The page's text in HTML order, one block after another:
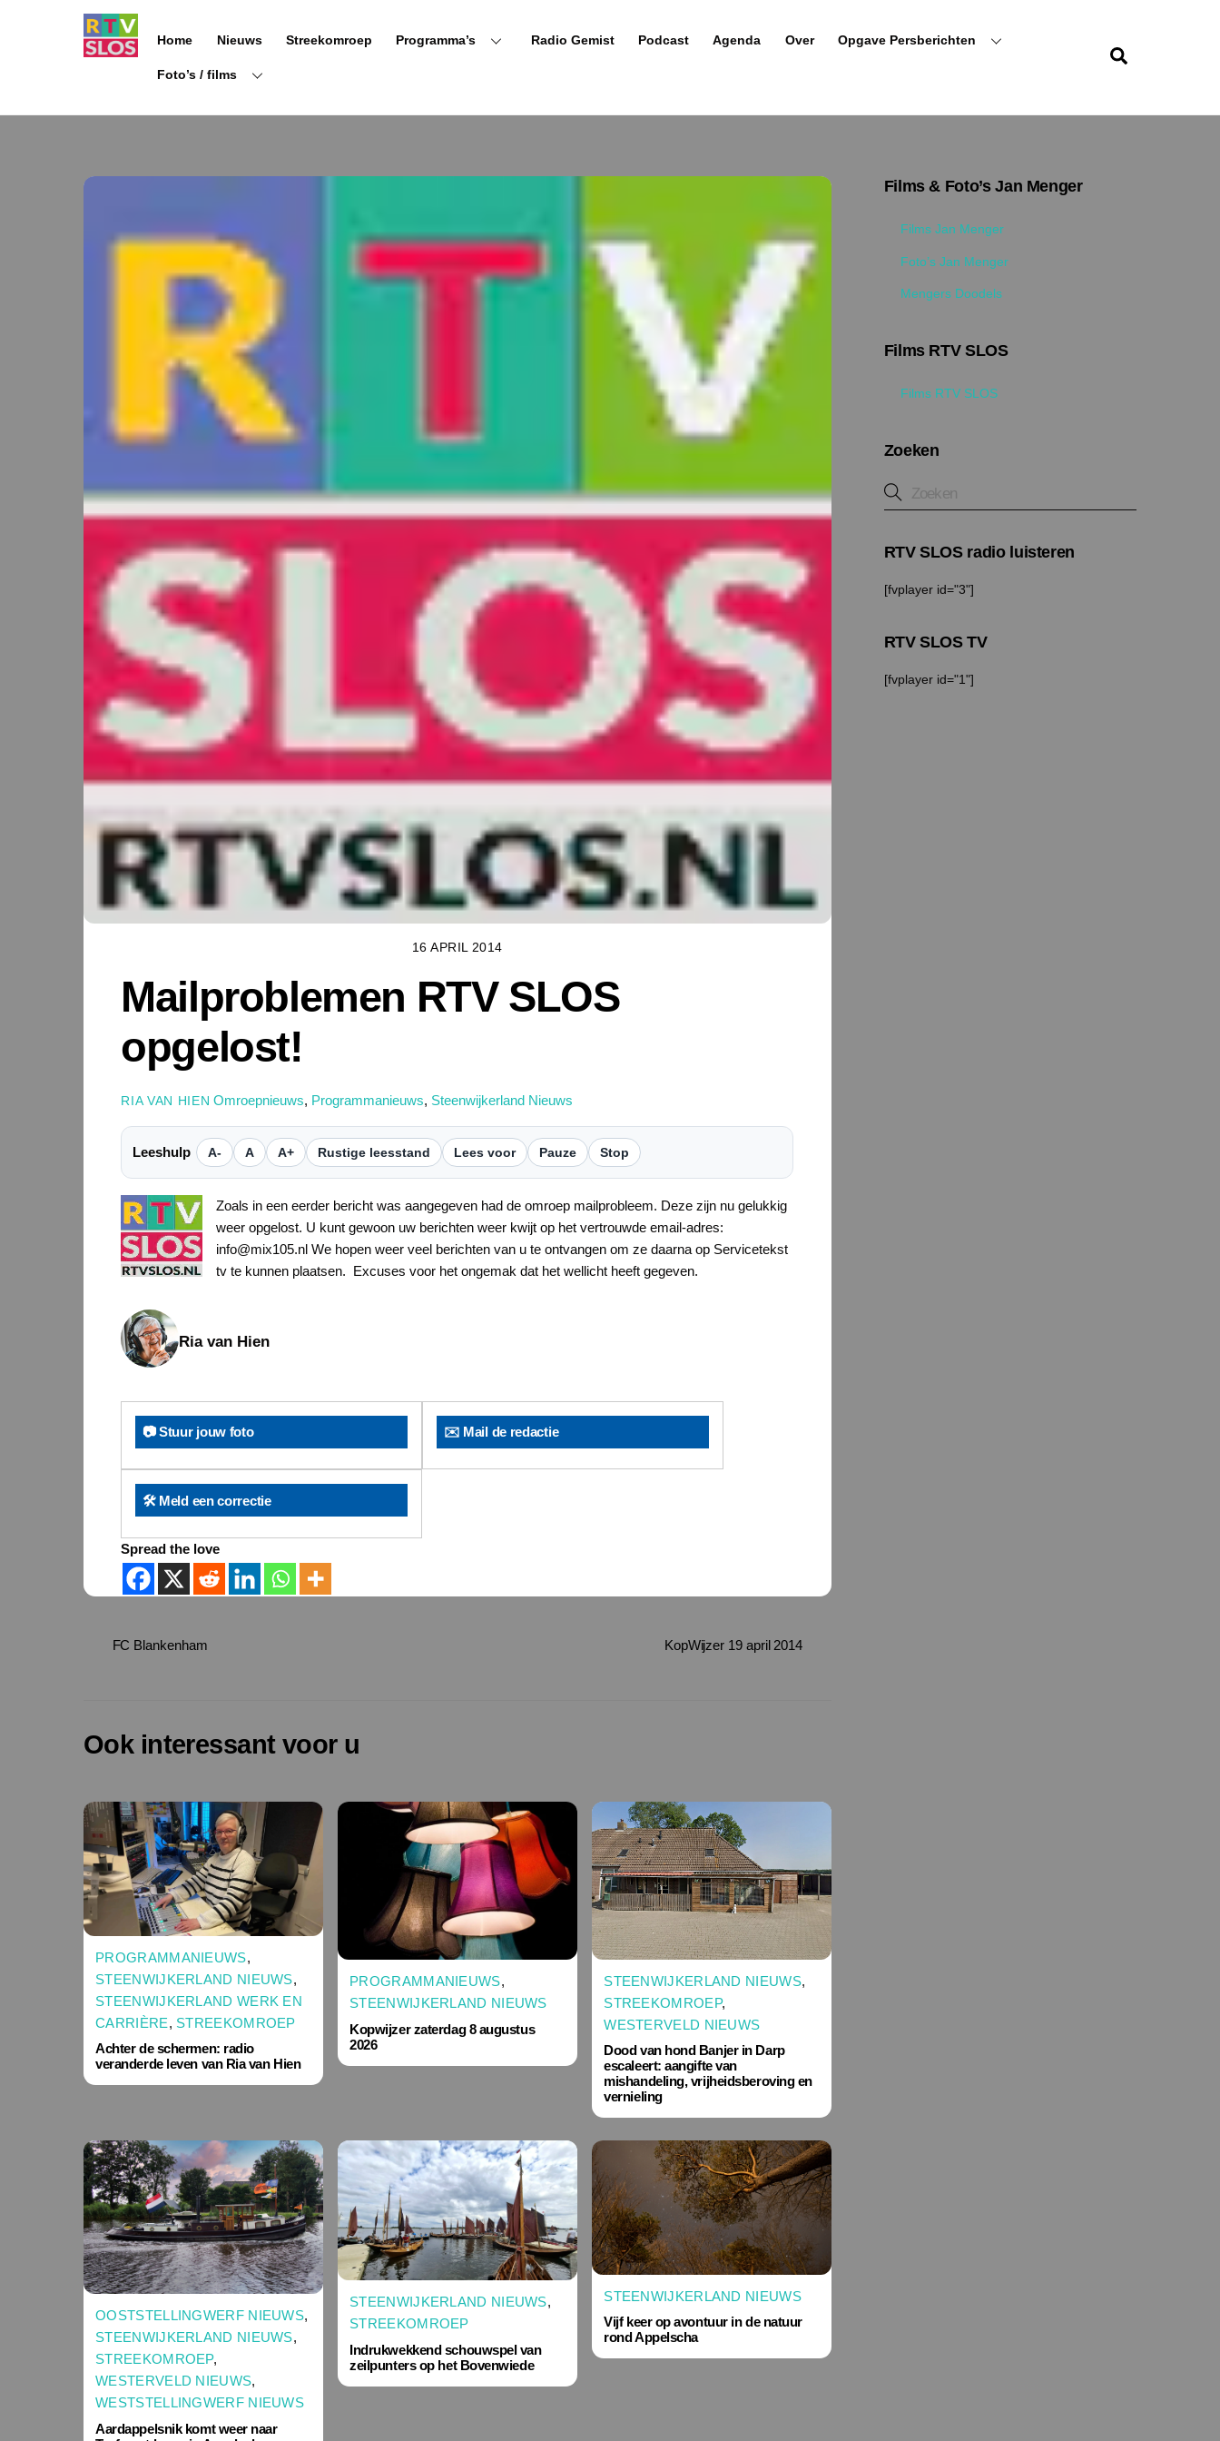
Home Nieuws Streekomroep Programma’s Radio Gemist Podcast Agenda Over Opgave Persberichten
Foto’s / films
16 APRIL 2014
Mailproblemen RTV SLOS
opgelost!
RIA VAN HIEN Omroepnieuws, Programmanieuws, Steenwijkerland Nieuws
Leeshulp A- A A+ Rustige leesstand Lees voor Pauze Stop
Zoals in een eerder bericht was aangegeven had de omroep mailprobleem. Deze zijn nu gelukkig
weer opgelost. U kunt gewoon uw berichten weer kwijt op het vertrouwde email-adres:
info@mix105.nl We hopen weer veel berichten van u te ontvangen om ze daarna op Servicetekst
tv te kunnen plaatsen. Excuses voor het ongemak dat het wellicht heeft gegeven.
Ria van Hien
📷 Stuur jouw foto ✉️ Mail de redactie
🛠️ Meld een correctie
Spread the love
FC Blankenham KopWijzer 19 april 2014
Ook interessant voor u
PROGRAMMANIEUWS,
STEENWIJKERLAND NIEUWS,
STEENWIJKERLAND WERK EN
CARRIÈRE, STREEKOMROEP
Achter de schermen: radio
veranderde leven van Ria van Hien
PROGRAMMANIEUWS,
STEENWIJKERLAND NIEUWS
Kopwijzer zaterdag 8 augustus
2026
STEENWIJKERLAND NIEUWS,
STREEKOMROEP,
WESTERVELD NIEUWS
Dood van hond Banjer in Darp
escaleert: aangifte van
mishandeling, vrijheidsberoving en
vernieling
OOSTSTELLINGWERF NIEUWS,
STEENWIJKERLAND NIEUWS,
STREEKOMROEP,
WESTERVELD NIEUWS,
WESTSTELLINGWERF NIEUWS
Aardappelsnik komt weer naar
STEENWIJKERLAND NIEUWS,
STREEKOMROEP
Indrukwekkend schouwspel van
zeilpunters op het Bovenwiede
STEENWIJKERLAND NIEUWS
Vijf keer op avontuur in de natuur
rond Appelscha
Films & Foto’s Jan Menger
Films Jan Menger
Foto’s Jan Menger
Mengers Doodels
Films RTV SLOS
Films RTV SLOS
Zoeken
RTV SLOS radio luisteren
[fvplayer id="3"]
RTV SLOS TV
[fvplayer id="1"]